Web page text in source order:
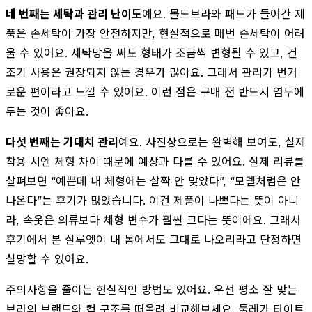
네 번째는 세탁과 관리 난이도예요. 몰드브라와 패드가 들어간 제
품은 손세탁이 가장 안전하지만, 현실적으로 매번 손세탁이 어려
울 수 있어요. 세탁망을 써도 형태가 조금씩 변형될 수 있고, 건
조기 사용은 권장되지 않는 경우가 많아요. 그래서 관리가 번거
로운 편이라고 느낄 수 있어요. 이런 점은 구매 전 반드시 염두에
두는 것이 좋아요.
다섯 번째는 기대치 관리예요. 사진상으로는 완벽해 보여도, 실제
착용 시엔 체형 차이 때문에 예상과 다를 수 있어요. 실제 리뷰를
살펴보면 “예쁜데 내 체형에는 살짝 안 맞았다”, “모델처럼은 안
나온다”는 후기가 많았습니다. 이건 제품이 나쁘다는 뜻이 아니
라, 속옷은 의류보다 체형 변수가 훨씬 크다는 뜻이에요. 그래서
후기에서 본 실루엣이 내 몸에서도 그대로 나오리라고 단정하면
실망할 수 있어요.
주의사항을 줄이는 현실적인 방법도 있어요. 우선 평소 잘 맞는
브라의 브랜드와 컵 구조를 떠올려 비교해보세요. 둘레가 타이트